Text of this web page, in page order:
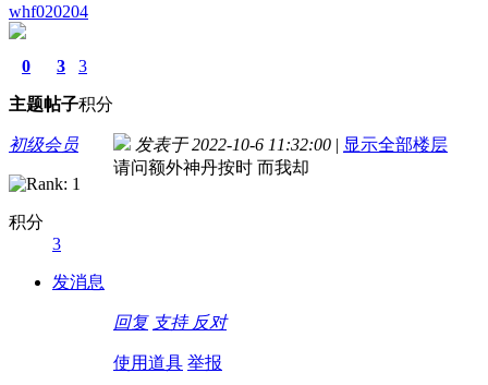
whf020204
0
主题
3
帖子
3
积分
初级会员
积分
3
发消息
发表于 2022-10-6 11:32:00 | 显示全部楼层
请问额外神丹按时 而我却
回复 支持 反对
使用道具 举报